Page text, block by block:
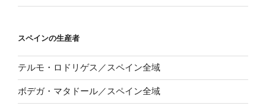
スペインの生産者
テルモ・ロドリゲス／スペイン全域
ボデガ・マタドール／スペイン全域